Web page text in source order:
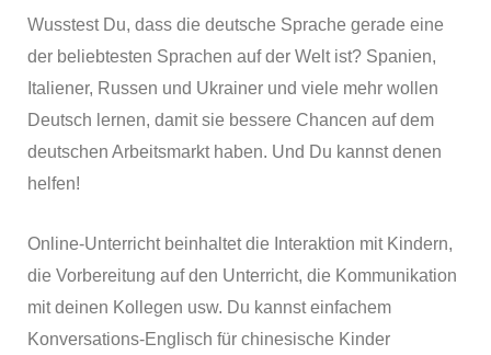
Wusstest Du, dass die deutsche Sprache gerade eine
der beliebtesten Sprachen auf der Welt ist? Spanien,
Italiener, Russen und Ukrainer und viele mehr wollen
Deutsch lernen, damit sie bessere Chancen auf dem
deutschen Arbeitsmarkt haben. Und Du kannst denen
helfen!
Online-Unterricht beinhaltet die Interaktion mit Kindern,
die Vorbereitung auf den Unterricht, die Kommunikation
mit deinen Kollegen usw. Du kannst einfachem
Konversations-Englisch für chinesische Kinder